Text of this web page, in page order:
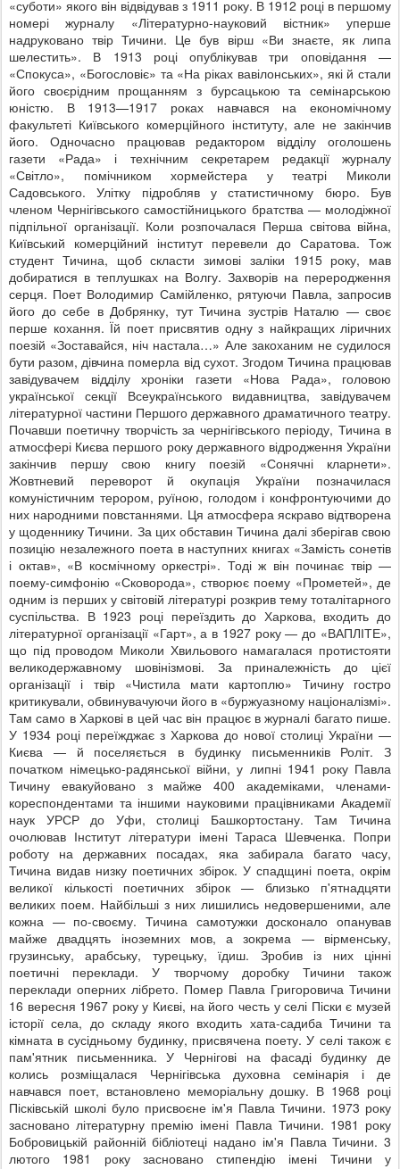
«суботи» якого він відвідував з 1911 року. В 1912 році в першому
номері журналу «Літературно-науковий вістник» уперше
надруковано твір Тичини. Це був вірш «Ви знаєте, як липа
шелестить». В 1913 році опублікував три оповідання —
«Спокуса», «Богословіє» та «На ріках вавілонських», які й стали
його своєрідним прощанням з бурсацькою та семінарською
юністю. В 1913—1917 роках навчався на економічному
факультеті Київського комерційного інституту, але не закінчив
його. Одночасно працював редактором відділу оголошень
газети «Рада» і технічним секретарем редакції журналу
«Світло», помічником хормейстера у театрі Миколи
Садовського. Улітку підробляв у статистичному бюро. Був
членом Чернігівського самостійницького братства — молодіжної
підпільної організації. Коли розпочалася Перша світова війна,
Київський комерційний інститут перевели до Саратова. Тож
студент Тичина, щоб скласти зимові заліки 1915 року, мав
добиратися в теплушках на Волгу. Захворів на переродження
серця. Поет Володимир Самійленко, рятуючи Павла, запросив
його до себе в Добрянку, тут Тичина зустрів Наталю — своє
перше кохання. Їй поет присвятив одну з найкращих ліричних
поезій «Зоставайся, ніч настала…» Але закоханим не судилося
бути разом, дівчина померла від сухот. Згодом Тичина працював
завідувачем відділу хроніки газети «Нова Рада», головою
української секції Всеукраїнського видавництва, завідувачем
літературної частини Першого державного драматичного театру.
Почавши поетичну творчість за чернігівського періоду, Тичина в
атмосфері Києва першого року державного відродження України
закінчив першу свою книгу поезій «Сонячні кларнети».
Жовтневий переворот й окупація України позначилася
комуністичним терором, руїною, голодом і конфронтуючими до
них народними повстаннями. Ця атмосфера яскраво відтворена
у щоденнику Тичини. За цих обставин Тичина далі зберігав свою
позицію незалежного поета в наступних книгах «Замість сонетів
і октав», «В космічному оркестрі». Тоді ж він починає твір —
поему-симфонію «Сковорода», створює поему «Прометей», де
одним із перших у світовій літературі розкрив тему тоталітарного
суспільства. В 1923 році переїздить до Харкова, входить до
літературної організації «Гарт», а в 1927 року — до «ВАПЛІТЕ»,
що під проводом Миколи Хвильового намагалася протистояти
великодержавному шовінізмові. За приналежність до цієї
організації і твір «Чистила мати картоплю» Тичину гостро
критикували, обвинувачуючи його в «буржуазному націоналізмі».
Там само в Харкові в цей час він працює в журналі багато пише.
У 1934 році переїжджає з Харкова до нової столиці України —
Києва — й поселяється в будинку письменників Роліт. З
початком німецько-радянської війни, у липні 1941 року Павла
Тичину евакуйовано з майже 400 академіками, членами-
кореспондентами та іншими науковими працівниками Академії
наук УРСР до Уфи, столиці Башкортостану. Там Тичина
очолював Інститут літератури імені Тараса Шевченка. Попри
роботу на державних посадах, яка забирала багато часу,
Тичина видав низку поетичних збірок. У спадщині поета, окрім
великої кількості поетичних збірок — близько п'ятнадцяти
великих поем. Найбільші з них лишились недовершеними, але
кожна — по-своєму. Тичина самотужки досконало опанував
майже двадцять іноземних мов, а зокрема — вірменську,
грузинську, арабську, турецьку, їдиш. Зробив із них цінні
поетичні переклади. У творчому доробку Тичини також
переклади оперних лібрето. Помер Павла Григоровича Тичини
16 вересня 1967 року у Києві, на його честь у селі Піски є музей
історії села, до складу якого входить хата-садиба Тичини та
кімната в сусідньому будинку, присвячена поету. У селі також є
пам'ятник письменника. У Чернігові на фасаді будинку де
колись розміщалася Чернігівська духовна семінарія і де
навчався поет, встановлено меморіальну дошку. В 1968 році
Пісківській школі було присвоєне ім'я Павла Тичини. 1973 року
засновано літературну премію імені Павла Тичини. 1981 року
Бобровицькій районній бібліотеці надано ім'я Павла Тичини. 3
лютого 1981 року засновано стипендію імені Тичини у